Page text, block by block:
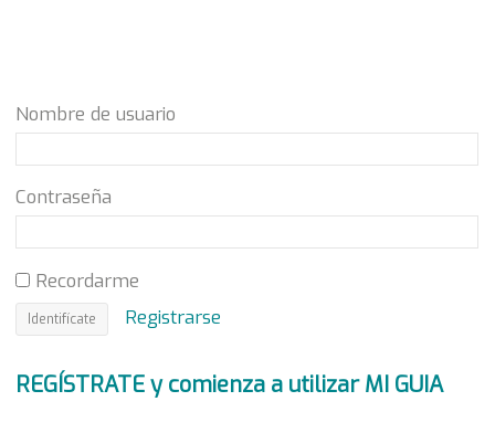
Nombre de usuario
Contraseña
Recordarme
Registrarse
REGÍSTRATE y comienza a utilizar MI GUIA